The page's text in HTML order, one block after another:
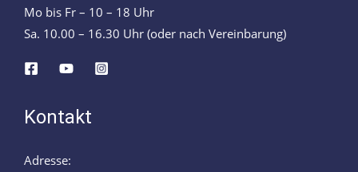
Mo bis Fr – 10 – 18 Uhr
Sa. 10.00 – 16.30 Uhr (oder nach Vereinbarung)
Kontakt
Adresse: